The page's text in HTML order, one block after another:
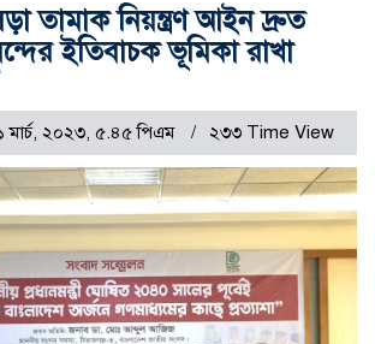
তামাক নিয়ন্ত্রণ আইন দ্রুত
ইতিবাচক ভূমিকা রাখা
২০২৩, ৫.৪৫ পিএম ২৩৩ Time View